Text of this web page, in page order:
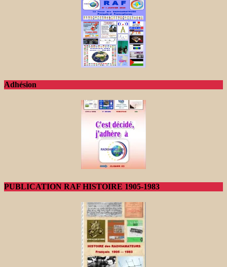
Adhésion
PUBLICATION RAF HISTOIRE 1905-1983